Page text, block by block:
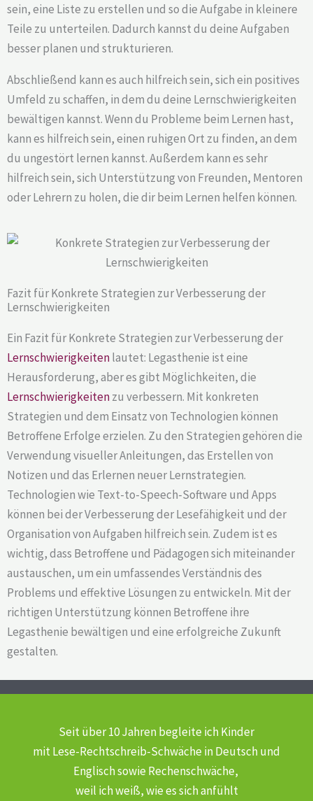
sein, eine Liste zu erstellen und so die Aufgabe in kleinere
Teile zu unterteilen. Dadurch kannst du deine Aufgaben
besser planen und strukturieren.
Abschließend kann es auch hilfreich sein, sich ein positives
Umfeld zu schaffen, in dem du deine Lernschwierigkeiten
bewältigen kannst. Wenn du Probleme beim Lernen hast,
kann es hilfreich sein, einen ruhigen Ort zu finden, an dem
du ungestört lernen kannst. Außerdem kann es sehr
hilfreich sein, sich Unterstützung von Freunden, Mentoren
oder Lehrern zu holen, die dir beim Lernen helfen können.
Fazit für Konkrete Strategien zur Verbesserung der
Lernschwierigkeiten
Ein Fazit für Konkrete Strategien zur Verbesserung der
Lernschwierigkeitenlautet: Legasthenie ist eine
Herausforderung, aber es gibt Möglichkeiten, die
Lernschwierigkeitenzu verbessern. Mit konkreten
Strategien und dem Einsatz von Technologien können
Betroffene Erfolge erzielen. Zu den Strategien gehören die
Verwendung visueller Anleitungen, das Erstellen von
Notizen und das Erlernen neuer Lernstrategien.
Technologien wie Text-to-Speech-Software und Apps
können bei der Verbesserung der Lesefähigkeit und der
Organisation von Aufgaben hilfreich sein. Zudem ist es
wichtig, dass Betroffene und Pädagogen sich miteinander
austauschen, um ein umfassendes Verständnis des
Problems und effektive Lösungen zu entwickeln. Mit der
richtigen Unterstützung können Betroffene ihre
Legasthenie bewältigen und eine erfolgreiche Zukunft
gestalten.
Seit über 10 Jahren begleite ich Kinder
mit Lese-Rechtschreib-Schwächein Deutsch und
Englisch sowie Rechenschwäche,
weil ich weiß, wie es sich anfühlt